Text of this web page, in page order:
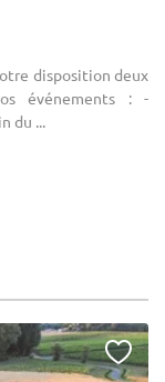
disposition deux
événements : -
...